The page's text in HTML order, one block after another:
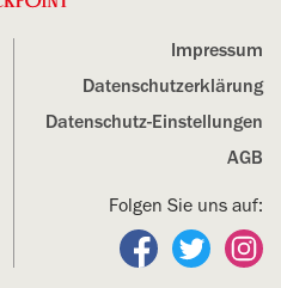
Impressum
Datenschutz­erklärung
Datenschutz-Einstellungen
AGB
Folgen Sie uns auf:
Folgen Sie